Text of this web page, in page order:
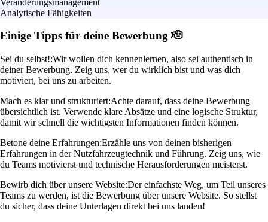
Analytische Fähigkeiten
Einige Tipps für deine Bewerbung 🫡
Sei du selbst!:Wir wollen dich kennenlernen, also sei authentisch in
deiner Bewerbung. Zeig uns, wer du wirklich bist und was dich
motiviert, bei uns zu arbeiten.
Mach es klar und strukturiert:Achte darauf, dass deine Bewerbung
übersichtlich ist. Verwende klare Absätze und eine logische Struktur,
damit wir schnell die wichtigsten Informationen finden können.
Betone deine Erfahrungen:Erzähle uns von deinen bisherigen
Erfahrungen in der Nutzfahrzeugtechnik und Führung. Zeig uns, wie
du Teams motivierst und technische Herausforderungen meisterst.
Bewirb dich über unsere Website:Der einfachste Weg, um Teil unseres
Teams zu werden, ist die Bewerbung über unsere Website. So stellst
du sicher, dass deine Unterlagen direkt bei uns landen!